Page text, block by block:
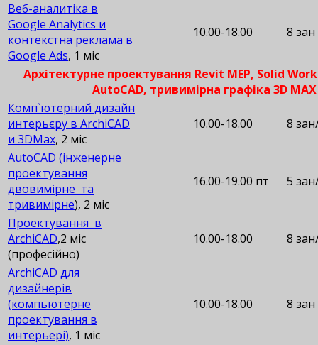
Веб-аналитіка в
Google Analytics и
контекстна реклама в
Google Ads, 1 міс
10.00-18.00 8 зан
Архітектурне проектування Revit MEP, Solid
AutoCAD, тривимірна графіка 3D MAX
Комп`ютерний дизайн
интерьєру в ArchiCAD
и 3DMax, 2 міс
10.00-18.00 8
AutoCAD (інженерне
проектування
двовимірне та
тривимірне), 2 міс
16.00-19.00 пт 5
Проектування в
ArchiCAD,2 міс
(професійно)
10.00-18.00 8
ArchiCAD для
дизайнерів
(компьютерне
проектування в
интерьері), 1 міс
10.00-18.00 8 зан